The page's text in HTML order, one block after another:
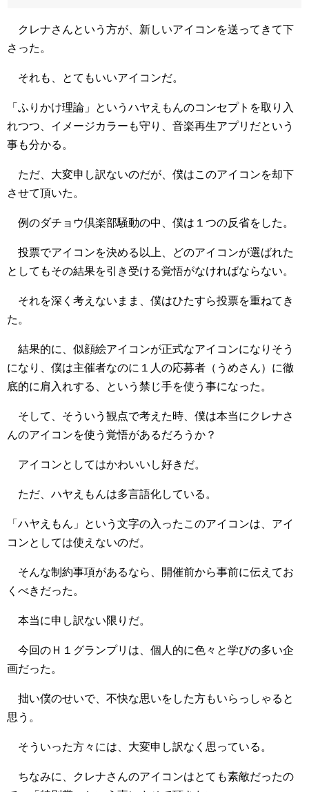
クレナさんという方が、新しいアイコンを送ってきて下
さった。
それも、とてもいいアイコンだ。
「ふりかけ理論」というハヤえもんのコンセプトを取り入
れつつ、イメージカラーも守り、音楽再生アプリだという
事も分かる。
ただ、大変申し訳ないのだが、僕はこのアイコンを却下
させて頂いた。
例のダチョウ倶楽部騒動の中、僕は１つの反省をした。
投票でアイコンを決める以上、どのアイコンが選ばれた
としてもその結果を引き受ける覚悟がなければならない。
それを深く考えないまま、僕はひたすら投票を重ねてき
た。
結果的に、似顔絵アイコンが正式なアイコンになりそう
になり、僕は主催者なのに１人の応募者（うめさん）に徹
底的に肩入れする、という禁じ手を使う事になった。
そして、そういう観点で考えた時、僕は本当にクレナさ
んのアイコンを使う覚悟があるだろうか？
アイコンとしてはかわいいし好きだ。
ただ、ハヤえもんは多言語化している。
「ハヤえもん」という文字の入ったこのアイコンは、アイ
コンとしては使えないのだ。
そんな制約事項があるなら、開催前から事前に伝えてお
くべきだった。
本当に申し訳ない限りだ。
今回のＨ１グランプリは、個人的に色々と学びの多い企
画だった。
拙い僕のせいで、不快な思いをした方もいらっしゃると
思う。
そういった方々には、大変申し訳なく思っている。
ちなみに、クレナさんのアイコンはとても素敵だったの